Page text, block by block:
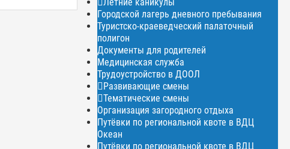
Городской лагерь дневного пребывания
Туристско-краеведческий палаточный
полигон
Документы для родителей
Медицинская служба
Трудоустройство в ДООЛ
Развивающие смены
Тематические смены
Организация загородного отдыха
Путёвки по региональной квоте в ВДЦ
Океан
Путёвки по региональной квоте в ВДЦ